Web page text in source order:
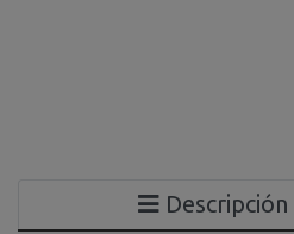
Descripción